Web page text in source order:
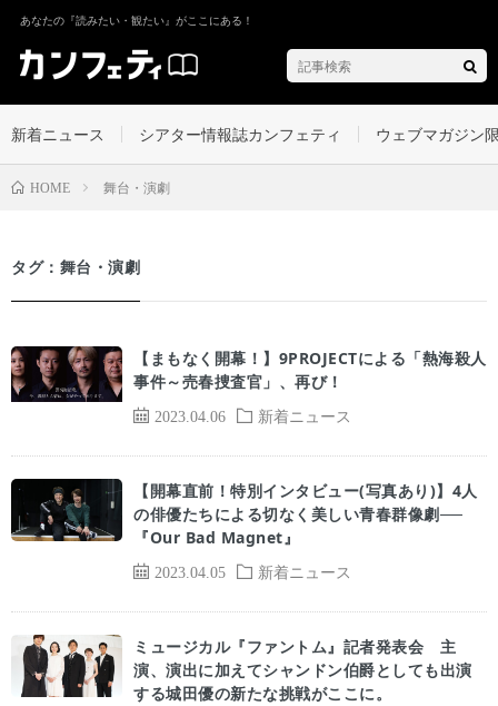
あなたの『読みたい・観たい』がここにある！
新着ニュース シアター情報誌カンフェティ ウェブマガジン
HOME 舞台・演劇
タグ：舞台・演劇
2023.04.06 新着ニュース
【まもなく開幕！】9PROJECTによる「熱海殺人
事件～売春捜査官」、再び！
2023.04.05 新着ニュース
【開幕直前！特別インタビュー(写真あり)】4人
の俳優たちによる切なく美しい青春群像劇──
『Our Bad Magnet』
ミュージカル『ファントム』記者発表会 主
演、演出に加えてシャンドン伯爵としても出演
する城田優の新たな挑戦がここに。